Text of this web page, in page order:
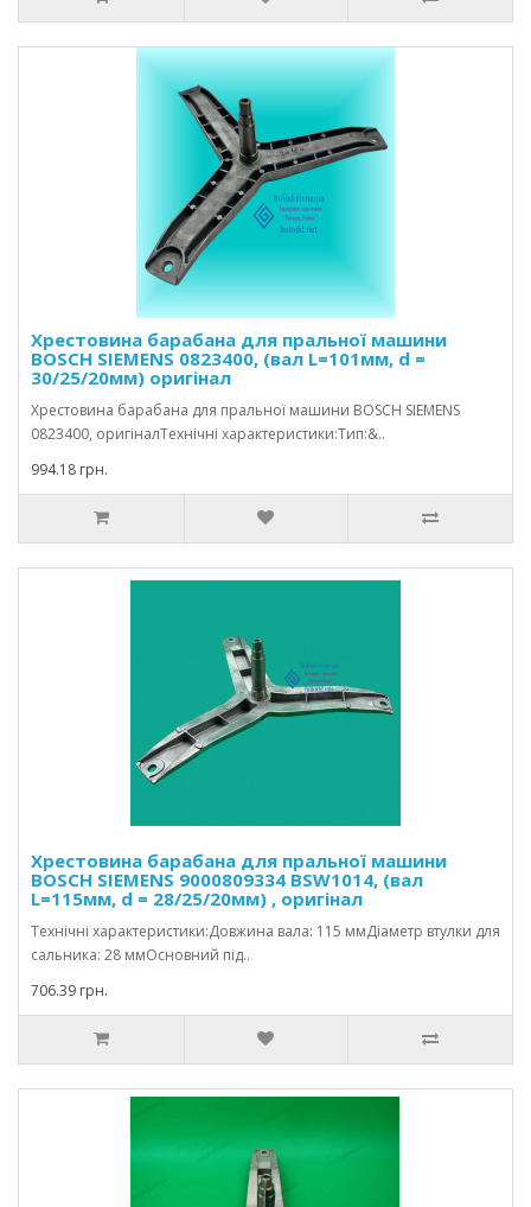
Хрестовина барабана для пральної машини
BOSCH SIEMENS 0823400, (вал L=101мм, d =
30/25/20мм) оригінал
Хрестовина барабана для пральної машини BOSCH SIEMENS
0823400, оригіналТехнічні характеристики:Тип:&..
994.18 грн.
Хрестовина барабана для пральної машини
BOSCH SIEMENS 9000809334 BSW1014, (вал
L=115мм, d = 28/25/20мм) , оригінал
Технічні характеристики:Довжина вала: 115 ммДіаметр втулки для
сальника: 28 ммОсновний під..
706.39 грн.